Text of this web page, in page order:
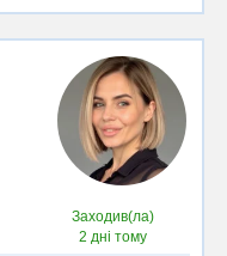
Заходив(ла)
2 дні тому